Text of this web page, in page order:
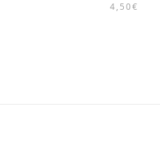
4,50€